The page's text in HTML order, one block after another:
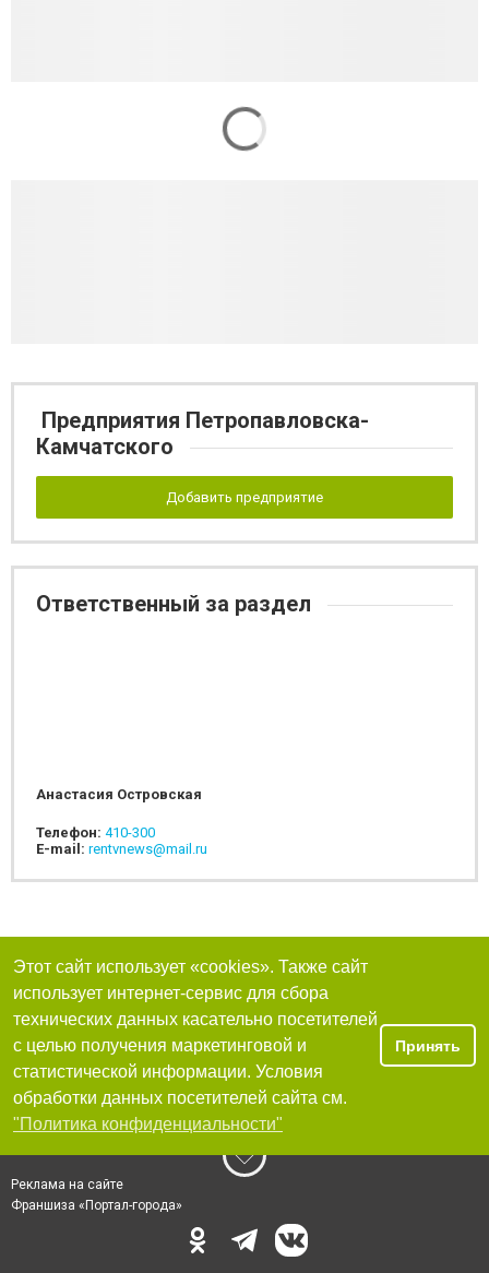
Предприятия Петропавловска-
Камчатского
Добавить предприятие
Ответственный за раздел
Анастасия Островская
Телефон: 410-300
E-mail: rentvnews@mail.ru
Этот сайт использует «cookies». Также сайт
использует интернет-сервис для сбора
технических данных касательно посетителей
с целью получения маркетинговой и
статистической информации. Условия
обработки данных посетителей сайта см.
"Политика конфиденциальности"
Принять
Реклама на сайте
Франшиза «Портал-города»